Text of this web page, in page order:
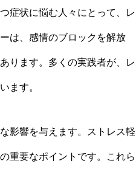
症状に悩む人々にとって、レ
は、感情のブロックを解放
ります。多くの実践者が、レ
ます。
影響を与えます。ストレス軽
重要なポイントです。これら